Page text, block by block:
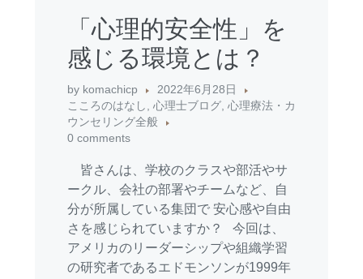
「心理的安全性」を
感じる環境とは？
by komachicp
2022年6月28日
こころのはなし, 心理士ブログ, 心理療法・カ
ウンセリング全般
0 comments
皆さんは、学校のクラスや部活やサ
ークル、会社の部署やチームなど、自
分が所属している集団で 安心感や自由
さを感じられていますか？ 今回は、
アメリカのリーダーシップや組織学習
の研究者であるエドモンソンが1999年